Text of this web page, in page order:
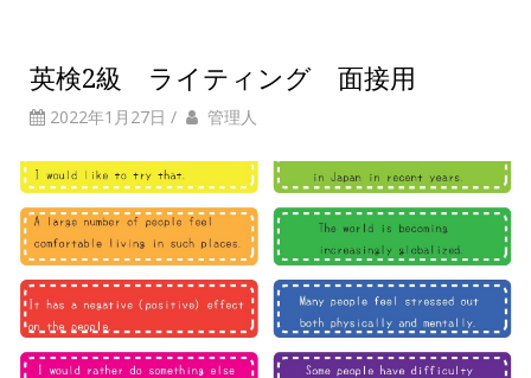
英検2級 ライティング 面接用
2022年1月27日 / 管理人